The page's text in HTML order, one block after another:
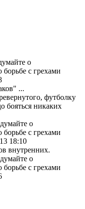
о
с грехами
...
футболку
бояться никаких
о
с грехами
18:10
внутренних.
о
с грехами